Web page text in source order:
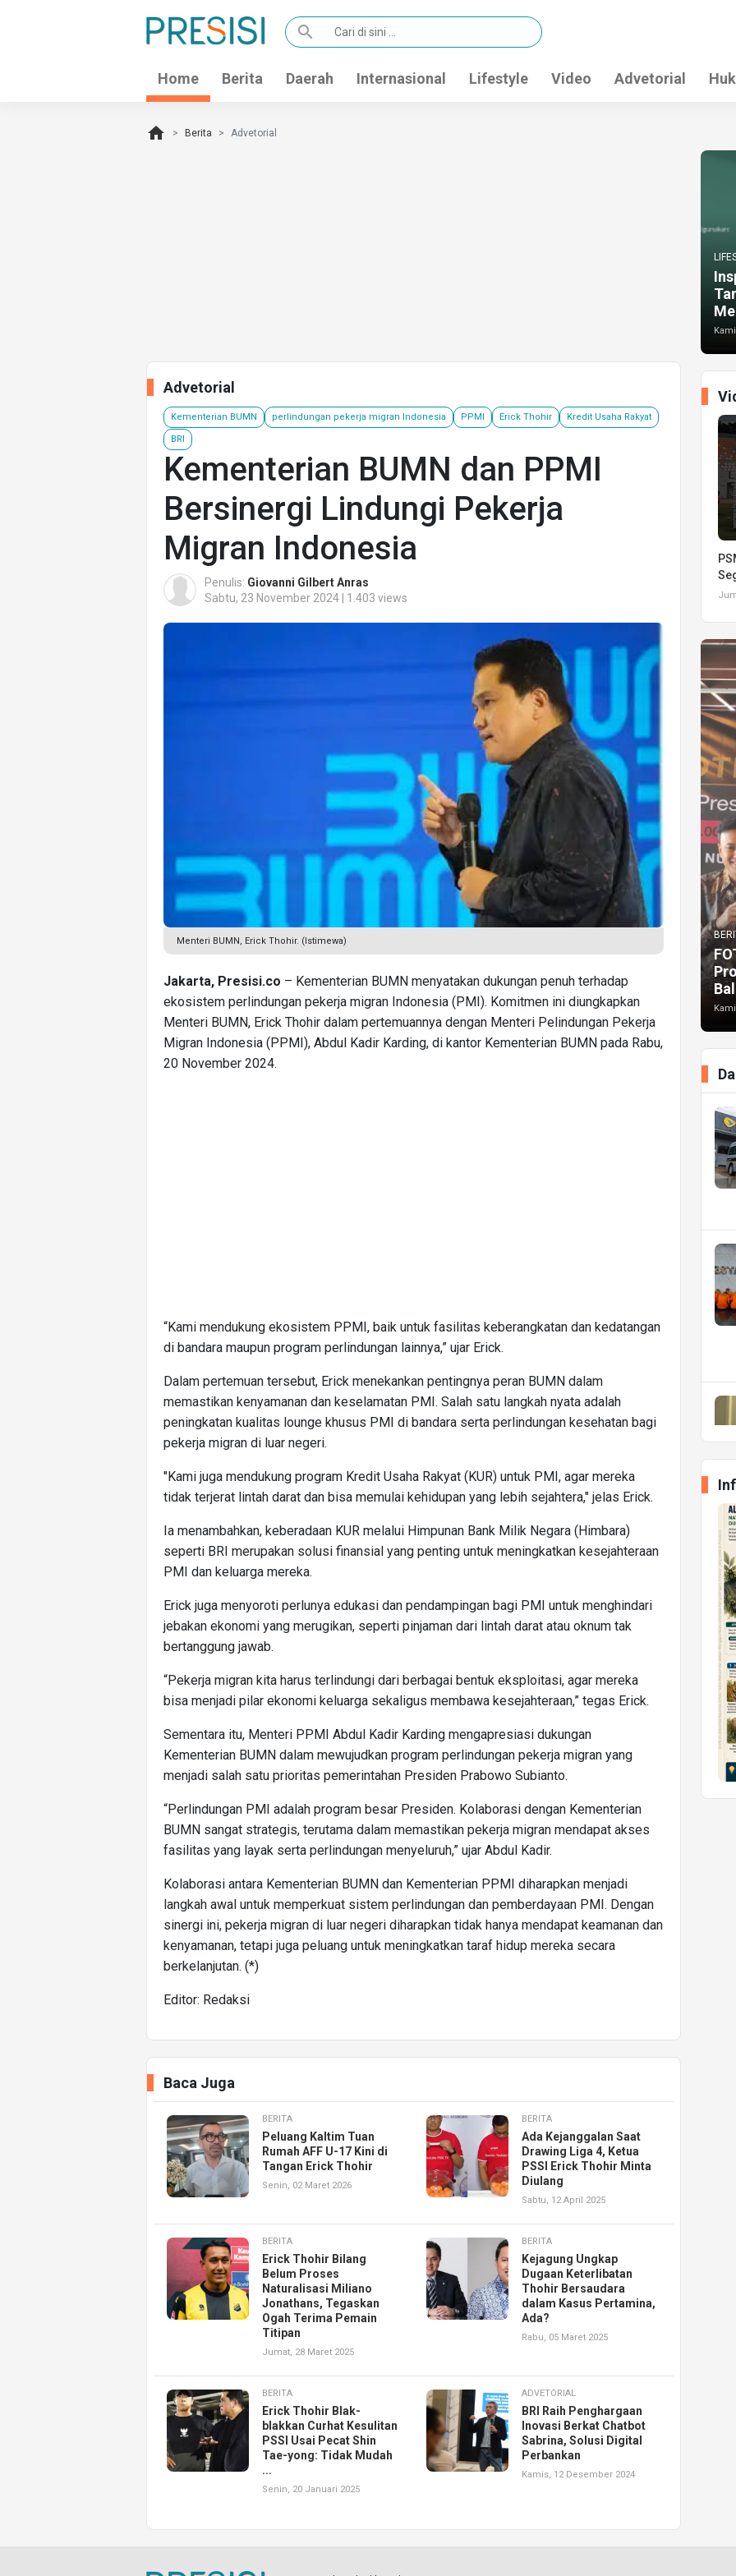
search
Home Berita Daerah Internasional Lifestyle Video Advetorial
home Berita Advetorial
Advetorial
Kementerian BUMN perlindungan pekerja migran Indonesia PPMI Erick Thohir Kredit Usaha Rakyat
BRI
Kementerian BUMN dan PPMI
Bersinergi Lindungi Pekerja
Migran Indonesia
Penulis: Giovanni Gilbert Anras
Sabtu, 23 November 2024 | 1.403 views
Menteri BUMN, Erick Thohir. (Istimewa)
Jakarta, Presisi.co – Kementerian BUMN menyatakan dukungan penuh terhadap
ekosistem perlindungan pekerja migran Indonesia (PMI). Komitmen ini diungkapkan
Menteri BUMN, Erick Thohir dalam pertemuannya dengan Menteri Pelindungan Pekerja
Migran Indonesia (PPMI), Abdul Kadir Karding, di kantor Kementerian BUMN pada Rabu,
20 November 2024.
“Kami mendukung ekosistem PPMI, baik untuk fasilitas keberangkatan dan kedatangan
di bandara maupun program perlindungan lainnya,” ujar Erick.
Dalam pertemuan tersebut, Erick menekankan pentingnya peran BUMN dalam
memastikan kenyamanan dan keselamatan PMI. Salah satu langkah nyata adalah
peningkatan kualitas lounge khusus PMI di bandara serta perlindungan kesehatan bagi
pekerja migran di luar negeri.
"Kami juga mendukung program Kredit Usaha Rakyat (KUR) untuk PMI, agar mereka
tidak terjerat lintah darat dan bisa memulai kehidupan yang lebih sejahtera," jelas Erick.
Ia menambahkan, keberadaan KUR melalui Himpunan Bank Milik Negara (Himbara)
seperti BRI merupakan solusi finansial yang penting untuk meningkatkan kesejahteraan
PMI dan keluarga mereka.
Erick juga menyoroti perlunya edukasi dan pendampingan bagi PMI untuk menghindari
jebakan ekonomi yang merugikan, seperti pinjaman dari lintah darat atau oknum tak
bertanggung jawab.
“Pekerja migran kita harus terlindungi dari berbagai bentuk eksploitasi, agar mereka
bisa menjadi pilar ekonomi keluarga sekaligus membawa kesejahteraan,” tegas Erick.
Sementara itu, Menteri PPMI Abdul Kadir Karding mengapresiasi dukungan
Kementerian BUMN dalam mewujudkan program perlindungan pekerja migran yang
menjadi salah satu prioritas pemerintahan Presiden Prabowo Subianto.
“Perlindungan PMI adalah program besar Presiden. Kolaborasi dengan Kementerian
BUMN sangat strategis, terutama dalam memastikan pekerja migran mendapat akses
fasilitas yang layak serta perlindungan menyeluruh,” ujar Abdul Kadir.
Kolaborasi antara Kementerian BUMN dan Kementerian PPMI diharapkan menjadi
langkah awal untuk memperkuat sistem perlindungan dan pemberdayaan PMI. Dengan
sinergi ini, pekerja migran di luar negeri diharapkan tidak hanya mendapat keamanan dan
kenyamanan, tetapi juga peluang untuk meningkatkan taraf hidup mereka secara
berkelanjutan. (*)
Editor: Redaksi
Baca Juga
BERITA
Peluang Kaltim Tuan
Rumah AFF U-17 Kini di
Tangan Erick Thohir
Senin, 02 Maret 2026
BERITA
Ada Kejanggalan Saat
Drawing Liga 4, Ketua
PSSI Erick Thohir Minta
Diulang
Sabtu, 12 April 2025
BERITA
Erick Thohir Bilang
Belum Proses
Naturalisasi Miliano
Jonathans, Tegaskan
Ogah Terima Pemain
Titipan
Jumat, 28 Maret 2025
BERITA
Kejagung Ungkap
Dugaan Keterlibatan
Thohir Bersaudara
dalam Kasus Pertamina,
Ada?
Rabu, 05 Maret 2025
BERITA
Erick Thohir Blak-
blakkan Curhat Kesulitan
PSSI Usai Pecat Shin
Tae-yong: Tidak Mudah
...
Senin, 20 Januari 2025
ADVETORIAL
BRI Raih Penghargaan
Inovasi Berkat Chatbot
Sabrina, Solusi Digital
Perbankan
Kamis, 12 Desember 2024